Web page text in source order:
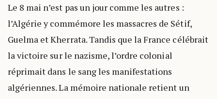
Le 8 mai n’est pas un jour comme les autres :
l’Algérie y commémore les massacres de Sétif,
Guelma et Kherrata. Tandis que la France célébrait
la victoire sur le nazisme, l’ordre colonial
réprimait dans le sang les manifestations
algériennes. La mémoire nationale retient un